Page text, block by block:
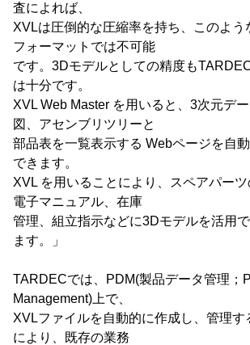
査によれば、
XVLは圧倒的な圧縮率を持ち、このよう
フォーマットでは不可能
です。3Dモデルとしての精度も
は十分です。
XVL Web Master を用いると、3次元デ
図、アセンブリツリーと
部品表を一覧表示する Webページを自
できます。
XVL を用いることにより、スペアパーツ
電子マニュアル、在庫
管理、組立指示などに3Dモデルを活用
ます。」
TARDECでは、PDM(製品データ管理；
Management)上で、
XVLファイルを自動的に作成し、管理す
により、既存の業務